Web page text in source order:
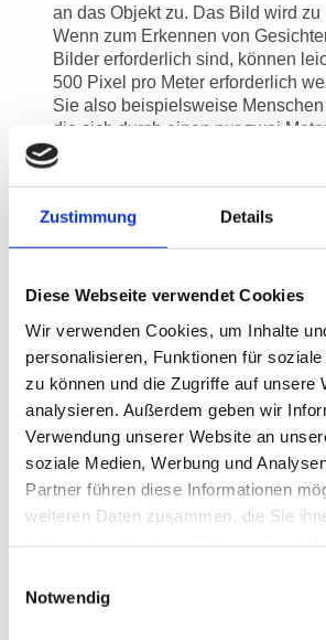
Zustimmung Details
Diese Webseite verwendet Cookies
Wir verwenden Cookies, um Inhalte
personalisieren, Funktionen für
zu können und die Zugriffe auf unsere
analysieren. Außerdem geben wir
Verwendung unserer Website an
soziale Medien, Werbung und
Partner führen diese Informationen
weiteren Daten zusammen, die Sie
Notwendig
an das Objekt zu. Das Bild wird zu
Wenn zum Erkennen von
Bilder erforderlich sind, können
500 Pixel pro Meter erforderlich
Sie also beispielsweise
die sich durch einen nur zwei
Bereich bewegen, muss die
Überwachungskameras kann
nur mit einer hohen Anzahl
"Aufgrund der enormen Auflösung
benötigten IP Kameras in der
reduziert. Dadurch ist die
als bei der alten analogen
Bildergalerie Videogalerie
Der Server
Ein Videoserver
kann technisch
mera über